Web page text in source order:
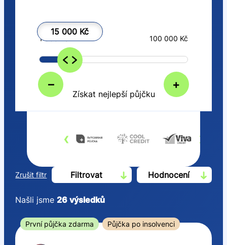
15 000 Kč
– +
1 000 Kč 100 000 Kč
Získat nejlepší půjčku
‹ ›
Zrušit filtr Filtrovat Hodnocení
Od
Našli jsme26 výsledků
První půjčka zdarma Půjčka po insolvenci